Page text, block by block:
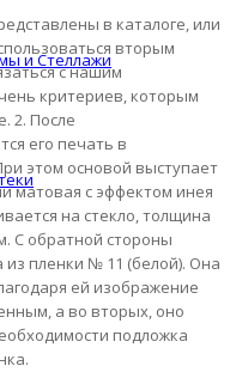
и Стеллажи
в каталоге, или
вторым
с нашим
критериев, которым
2. После
его печать в
этом основой выступает
матовая с эффектом инея
на стекло, толщина
С обратной стороны
из пленки № 11 (белой). Она
ей изображение
а во вторых, оно
подложка